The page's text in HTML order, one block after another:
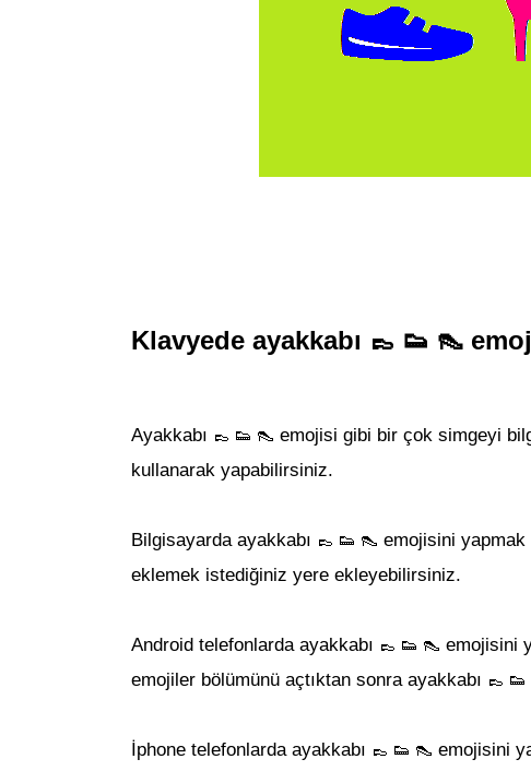
Klavyede ayakkabı 👞 👟 👠
Ayakkabı 👞 👟 👠 emojisi gibi bir çok simgeyi
kullanarak yapabilirsiniz.
Bilgisayarda ayakkabı 👞 👟 👠 emojisini
eklemek istediğiniz yere ekleyebilirsiniz.
Android telefonlarda ayakkabı 👞 👟 👠 emojisini
emojiler bölümünü açtıktan sonra ayakkabı 👞 👟
İphone telefonlarda ayakkabı 👞 👟 👠 emojisini